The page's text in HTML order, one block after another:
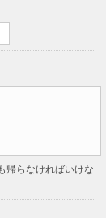
帰らなければいけな